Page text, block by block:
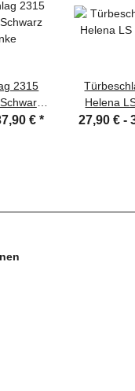
2315
€*
Helena
Türdrücker
27,90 € -